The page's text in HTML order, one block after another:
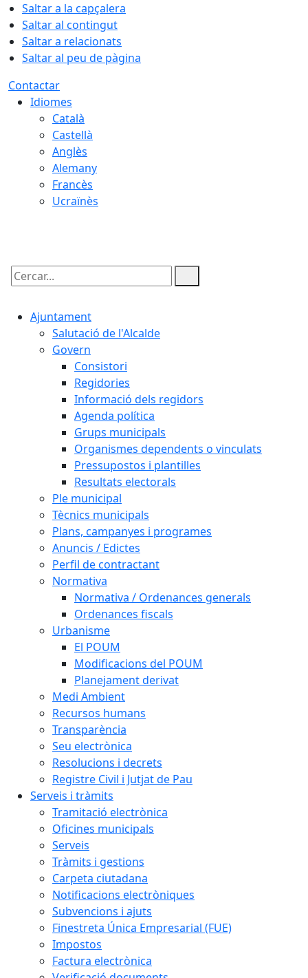
Saltar a la capçalera
Saltar al contingut
Saltar a relacionats
Saltar al peu de pàgina
Contactar
Idiomes
Català
Castellà
Anglès
Alemany
Francès
Ucraïnès
Cercar:
Ajuntament
Salutació de l'Alcalde
Govern
Consistori
Regidories
Informació dels regidors
Agenda política
Grups municipals
Organismes dependents o vinculats
Pressupostos i plantilles
Resultats electorals
Ple municipal
Tècnics municipals
Plans, campanyes i programes
Anuncis / Edictes
Perfil de contractant
Normativa
Normativa / Ordenances generals
Ordenances fiscals
Urbanisme
El POUM
Modificacions del POUM
Planejament derivat
Medi Ambient
Recursos humans
Transparència
Seu electrònica
Resolucions i decrets
Registre Civil i Jutjat de Pau
Serveis i tràmits
Tramitació electrònica
Oficines municipals
Serveis
Tràmits i gestions
Carpeta ciutadana
Notificacions electròniques
Subvencions i ajuts
Finestreta Única Empresarial (FUE)
Impostos
Factura electrònica